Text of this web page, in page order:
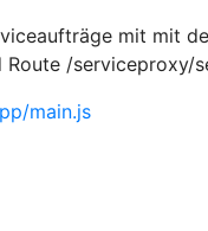
mit mit
/serviceproxy/
main.js